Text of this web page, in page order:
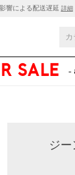
響による配送遅延 詳細
SALE -
ジ